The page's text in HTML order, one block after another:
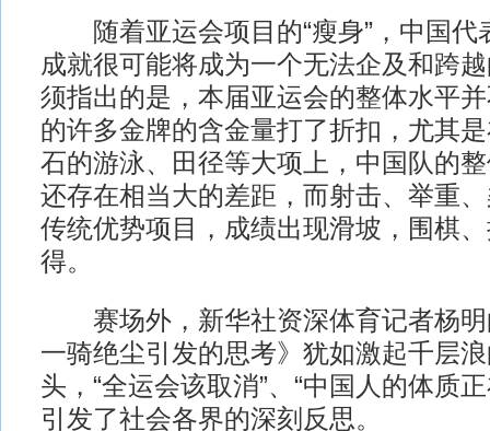
随着亚运会项目的“瘦身”，中国代
成就很可能将成为一个无法企及和跨越
须指出的是，本届亚运会的整体水平
的许多金牌的含金量打了折扣，尤其
石的游泳、田径等大项上，中国队的
还存在相当大的差距，而射击、举重
传统优势项目，成绩出现滑坡，围棋
得。
赛场外，新华社资深体育记者杨明
一骑绝尘引发的思考》犹如激起千层
头，“全运会该取消”、“中国人的体质
引发了社会各界的深刻反思。